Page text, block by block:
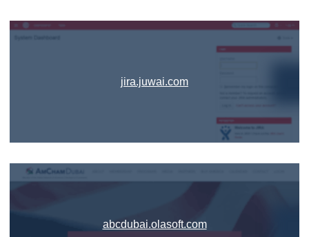
jira.juwai.com
abcdubai.olasoft.com